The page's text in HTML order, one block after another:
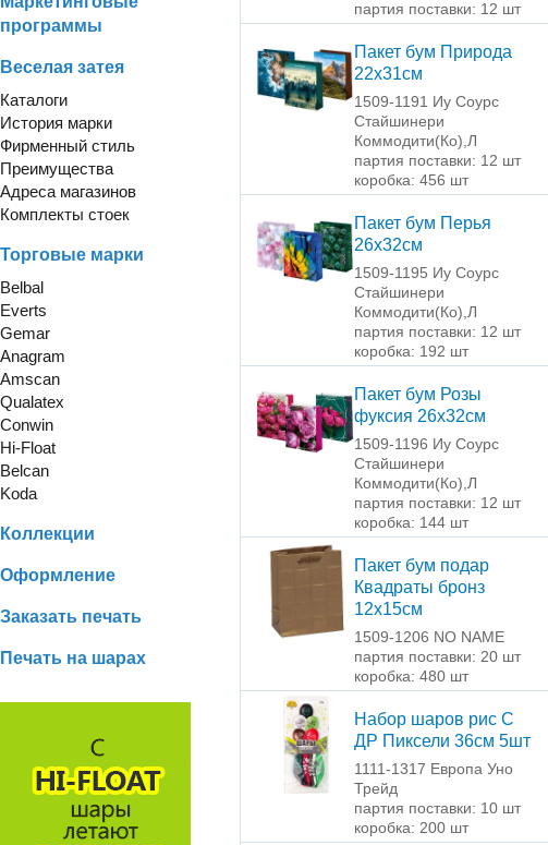
программы
Веселая затея
Каталоги
История марки
Фирменный стиль
Преимущества
Адреса магазинов
Комплекты стоек
Торговые марки
Belbal
Everts
Gemar
Anagram
Amscan
Qualatex
Conwin
Hi-Float
Belcan
Koda
Коллекции
Оформление
Заказать печать
Печать на шарах
партия поставки: 12 шт
Пакет бум Природа
22х31см
1509-1191 Иу Соурс
Стайшинери
Коммодити(Ко),Л
партия поставки: 12 шт
коробка: 456 шт
Пакет бум Перья
26х32см
1509-1195 Иу Соурс
Стайшинери
Коммодити(Ко),Л
партия поставки: 12 шт
коробка: 192 шт
Пакет бум Розы
фуксия 26х32см
1509-1196 Иу Соурс
Стайшинери
Коммодити(Ко),Л
партия поставки: 12 шт
коробка: 144 шт
Пакет бум подар
Квадраты бронз
12х15см
1509-1206 NO NAME
партия поставки: 20 шт
коробка: 480 шт
Набор шаров рис С
ДР Пиксели 36см 5шт
1111-1317 Европа Уно
Трейд
партия поставки: 10 шт
коробка: 200 шт